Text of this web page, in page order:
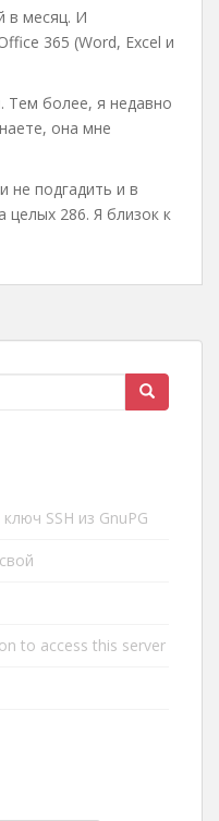
в месяц. И
365 (Word, Excel и
Тем более, я недавно
она мне
не подгадить и в
целых 286. Я близок к
SSH из GnuPG
to access this server